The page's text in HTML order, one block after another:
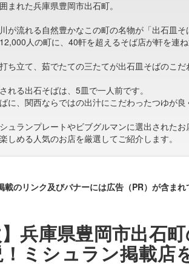
まれた兵庫県豊岡市出石町。
が流れる自然豊かなこの町の名物が「出石皿そ
人の町に、40軒を超えるそば店が軒を連ね
ち立て、茹でたての三たてが出石皿そばのこだ
れる出石そばは、5皿で一人前です。
に、関西ならではの出汁にこだわったつゆが良
ュランプレートやビブグルマンに選出された
しめる人気のお店を厳選してご紹介します。
載のリンク及びバナーには広告（PR）が含まれ
】兵庫県豊岡市出石
ミシュラン掲載店